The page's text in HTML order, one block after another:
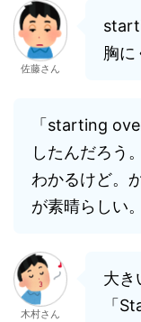
佐藤さん
胸に
「starting
したんだろう
わかるけど。
が素晴らしい。
木村さん
大き
「